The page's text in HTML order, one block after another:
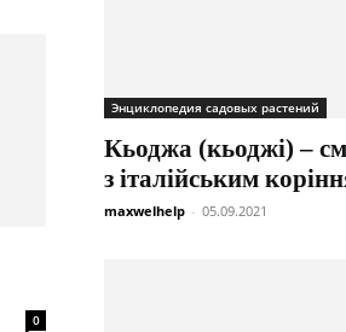
0
Энциклопедия садовых растений
Кьоджа (кьоджі) –
з італійським
maxwelhelp - 05.09.2021